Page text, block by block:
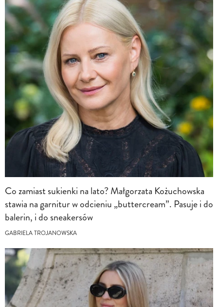
Co zamiast sukienki na lato? Małgorzata Kożuchowska
stawia na garnitur w odcieniu „buttercream”. Pasuje i do
balerin, i do sneakersów
GABRIELA TROJANOWSKA